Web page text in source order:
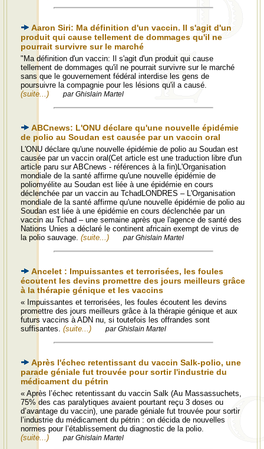
Aaron Siri: Ma définition d'un vaccin. Il s'agit d'un
produit qui cause tellement de dommages qu'il ne
pourrait survivre sur le marché
"Ma définition d'un vaccin: Il s'agit d'un produit qui cause
tellement de dommages qu'il ne pourrait survivre sur le marché
sans que le gouvernement fédéral interdise les gens de
poursuivre la compagnie pour les lésions qu'il a causé.
(suite...)
par Ghislain Martel
ABCnews: L'ONU déclare qu'une nouvelle épidémie
de polio au Soudan est causée par un vaccin oral
L'ONU déclare qu'une nouvelle épidémie de polio au Soudan est
causée par un vaccin oral(Cet article est une traduction libre d'un
article paru sur ABCnews - références à la fin)L'Organisation
mondiale de la santé affirme qu'une nouvelle épidémie de
poliomyélite au Soudan est liée à une épidémie en cours
déclenchée par un vaccin au TchadLONDRES – L'Organisation
mondiale de la santé affirme qu'une nouvelle épidémie de polio au
Soudan est liée à une épidémie en cours déclenchée par un
vaccin au Tchad – une semaine après que l'agence de santé des
Nations Unies a déclaré le continent africain exempt de virus de
la polio sauvage. (suite...) par Ghislain Martel
Ancelet : Impuissantes et terrorisées, les foules
écoutent les devins promettre des jours meilleurs grâce
à la thérapie génique et les vaccins
« Impuissantes et terrorisées, les foules écoutent les devins
promettre des jours meilleurs grâce à la thérapie génique et aux
futurs vaccins à ADN nu, si toutefois les offrandes sont
suffisantes. (suite...) par Ghislain Martel
Après l'échec retentissant du vaccin Salk-polio, une
parade géniale fut trouvée pour sortir l'industrie du
médicament du pétrin
« Après l’échec retentissant du vaccin Salk (Au Massassuchets,
75% des cas paralytiques avaient pourtant reçu 3 doses ou
d’avantage du vaccin), une parade géniale fut trouvée pour sortir
l’industrie du médicament du pétrin : on décida de nouvelles
normes pour l’établissement du diagnostic de la polio.
(suite...)
par Ghislain Martel